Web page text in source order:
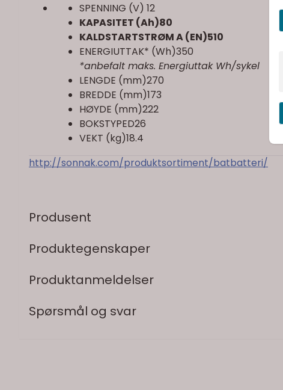
SPENNING (V) 12
KAPASITET (Ah)80
KALDSTARTSTRØM A (EN)510
ENERGIUTTAK* (Wh)350
*anbefalt maks. Energiuttak Wh/sykel
LENGDE (mm)270
BREDDE (mm)173
HØYDE (mm)222
BOKSTYPED26
VEKT (kg)18.4
http://sonnak.com/produktsortiment/batbatteri/
Produsent
Produktegenskaper
Produktanmeldelser
Spørsmål og svar